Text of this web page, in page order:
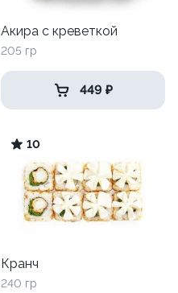
Акира с креветкой
205 гр
449 ₽
10
Кранч
240 гр